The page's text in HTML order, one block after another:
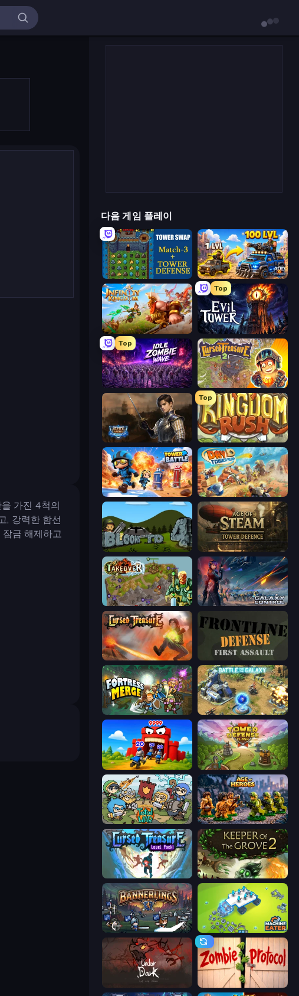
가진 4척의
, 강력한 함선
금 해제하고
다음 게임 플레이
Tower Swap AOD - Art Of Defense
Infinity Kingdom
Top
Evil Tower
Top
Idle Zombie Wave: Survivors Cursed Treasure 2
Battle Arena
Top
Kingdom Rush
Tower Battle Day D Tower Rush
Bloons Tower Defense 4 Age of Steam Tower Defence
Takeover Galaxy Control: 3D Strategy
Cursed Treasure Frontline Defense
Fortress Merge Battle for the Galaxy
TimeWarriors Tower Defense Clash
Raid Heroes: Total War Age of Heroes
Cursed Treasure Level Pack Keeper of the Grove 2
Bannerlings Machine Eater
UnderDark: Defense Zombie Protocol